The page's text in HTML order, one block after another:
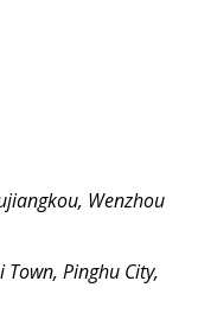
Wenzhou
Pinghu City,